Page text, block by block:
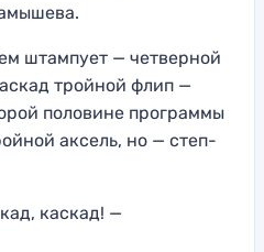
штампует — четверной
тройной флип —
половине программы
аксель, но — степ-
каскад! —